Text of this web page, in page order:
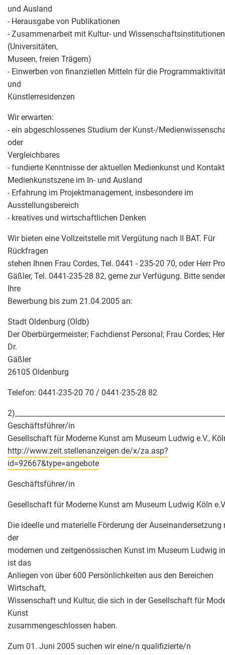
und Ausland
- Herausgabe von Publikationen
- Zusammenarbeit mit Kultur- und Wissenschaftsinstitutionen
(Universitäten,
Museen, freien Trägern)
- Einwerben von finanziellen Mitteln für die
und
Künstlerresidenzen
Wir erwarten:
- ein abgeschlossenes Studium der Kunst-/
oder
Vergleichbares
- fundierte Kenntnisse der aktuellen Medienkunst und
Medienkunstszene im In- und Ausland
- Erfahrung im Projektmanagement, insbesondere im
Ausstellungsbereich
- kreatives und wirtschaftlichen Denken
Wir bieten eine Vollzeitstelle mit Vergütung nach II BAT. Für
Rückfragen
stehen Ihnen Frau Cordes, Tel. 0441 - 235-20 70, oder Herr
Gäßler, Tel. 0441-235-28 82, gerne zur Verfügung. Bitte
Ihre
Bewerbung bis zum 21.04.2005 an:
Stadt Oldenburg (Oldb)
Der Oberbürgermeister; Fachdienst Personal; Frau Cordes;
Dr.
Gäßler
26105 Oldenburg
Telefon: 0441-235-20 70 / 0441-235-28 82
Geschäftsführer/in
Gesellschaft für Moderne Kunst am Museum Ludwig e.V.,
http://www.zeit.stellenanzeigen.de/x/za.asp?
id=92667&type=angebote
Geschäftsführer/in
Gesellschaft für Moderne Kunst am Museum Ludwig Köln
Die ideelle und materielle Förderung der Auseinandersetzung
der
modernen und zeitgenössischen Kunst im Museum Ludwig
ist das
Anliegen von über 600 Persönlichkeiten aus den Bereichen
Wirtschaft,
Wissenschaft und Kultur, die sich in der Gesellschaft für
Kunst
zusammengeschlossen haben.
Zum 01. Juni 2005 suchen wir eine/n qualifizierte/n